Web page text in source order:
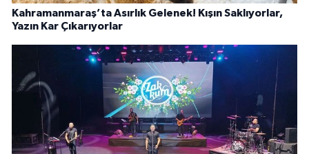
Kahramanmaraş’ta Asırlık Gelenek! Kışın Saklıyorlar,
Yazın Kar Çıkarıyorlar